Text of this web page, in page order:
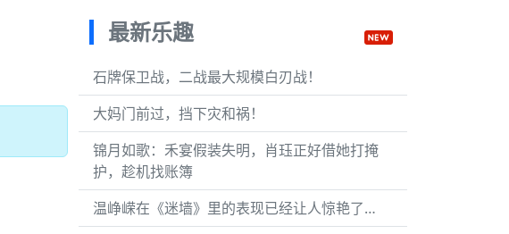
最新乐趣
石牌保卫战，二战最大规模白刃战！
大妈门前过，挡下灾和祸！
锦月如歌：禾宴假装失明，肖珏正好借她打掩
护，趁机找账簿
温峥嵘在《迷墙》里的表现已经让人惊艳了…